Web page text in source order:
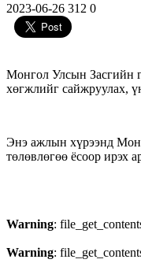
2023-06-26 312 0
Монгол Улсын Засгийн
хөгжлийг сайжруулах,
Энэ ажлын хүрээнд
төлөвлөгөө ёсоор ирэх
Warning:
Warning: